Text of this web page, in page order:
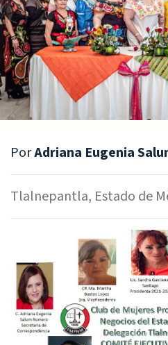
PorAdriana Eugenia
Tlalnepantla, Estado de